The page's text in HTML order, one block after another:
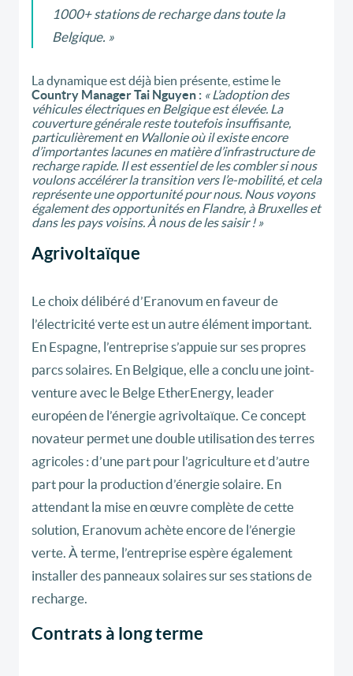
1000+ stations de recharge dans toute la
Belgique. »
La dynamique est déjà bien présente, estime le
Country ManagerTai Nguyen : « L’adoption des
véhicules électriques en Belgique est élevée. La
couverture générale reste toutefois insuffisante,
particulièrement en Wallonie où il existe encore
d’importantes lacunes en matière d’infrastructure de
recharge rapide. Il est essentiel de les combler si nous
voulons accélérer la transition vers l’e-mobilité, et cela
représente une opportunité pour nous. Nous voyons
également des opportunités en Flandre, à Bruxelles et
dans les pays voisins. À nous de les saisir ! »
Agrivoltaïque
Le choix délibéré d’Eranovum en faveur de
l’électricité verte est un autre élément important.
En Espagne, l’entreprise s’appuie sur ses propres
parcs solaires. En Belgique, elle a conclu une joint-
venture avec le Belge EtherEnergy, leader
européen de l’énergie agrivoltaïque. Ce concept
novateur permet une double utilisation des terres
agricoles : d’une part pour l’agriculture et d’autre
part pour la production d’énergie solaire. En
attendant la mise en œuvre complète de cette
solution, Eranovum achète encore de l’énergie
verte. À terme, l’entreprise espère également
installer des panneaux solaires sur ses stations de
recharge.
Contrats à long terme